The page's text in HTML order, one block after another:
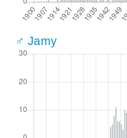
♂ Jamy